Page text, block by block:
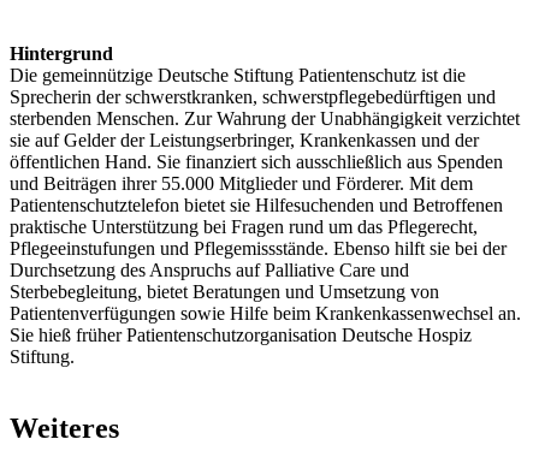
Hintergrund
Die gemeinnützige Deutsche Stiftung Patientenschutz ist die
Sprecherin der schwerstkranken, schwerstpflegebedürftigen und
sterbenden Menschen. Zur Wahrung der Unabhängigkeit verzichtet
sie auf Gelder der Leistungserbringer, Krankenkassen und der
öffentlichen Hand. Sie finanziert sich ausschließlich aus Spenden
und Beiträgen ihrer 55.000 Mitglieder und Förderer. Mit dem
Patientenschutztelefon bietet sie Hilfesuchenden und Betroffenen
praktische Unterstützung bei Fragen rund um das Pflegerecht,
Pflegeeinstufungen und Pflegemissstände. Ebenso hilft sie bei der
Durchsetzung des Anspruchs auf Palliative Care und
Sterbebegleitung, bietet Beratungen und Umsetzung von
Patientenverfügungen sowie Hilfe beim Krankenkassenwechsel an.
Sie hieß früher Patientenschutzorganisation Deutsche Hospiz
Stiftung.
Weiteres